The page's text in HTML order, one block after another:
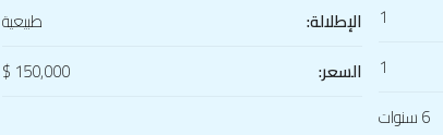
1
1
6 سنوات
الإطلالة:
طبيعية
السعر:
150,000 $